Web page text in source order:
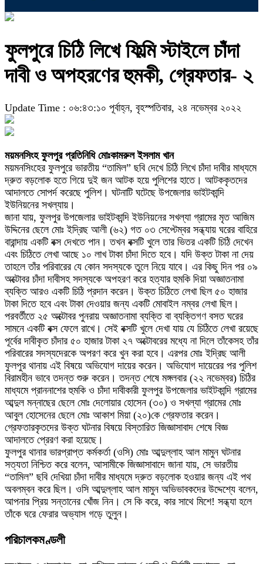
ফুলপুরে চিঠি লিখে ফিল্মি স্টাইলে চাঁদা
দাবী ও অপহরণের হুমকী, গ্রেফতার- ২
Update Time : ০৬:৪৩:১০ পূর্বাহ্ন, বৃহস্পতিবার, ২৪ নভেম্বর ২০২২
ময়মনসিংহ ফুলপুর প্রতিনিধি মোঃকামরুল ইসলাম খান
ময়মনসিংহের ফুলপুরে ভারতীয় “তামিল” ছবি দেখে চিঠি লিখে চাঁদা দাবীর মাধ্যমে
দ্রুত বড়লোক হতে গিয়ে দুই জন আটক হয়ে পুলিশের হাতে। আটককৃতদের
আদালতে সোপর্দ করেছে পুলিশ। ঘটনাটি ঘটেছে উপজেলার ভাইটকান্দি
ইউনিয়নের সখল্যায়।
জানা যায়, ফুলপুর উপজেলার ভাইটকান্দি ইউনিয়নের সখল্যা গ্রামের মৃত আজিম
উদ্দিনের ছেলে মোঃ ইদ্রিছ আলী (৬২) গত ০৩ সেপ্টেম্বর সন্ধ্যায় ঘরের বাহিরে
বারান্দায় একটি বক্স দেখতে পান। তখন বক্সটি খুলে তার ভিতর একটি চিঠি দেখেন
এবং চিঠিতে লেখা আছে ১০ লাখ টাকা চাঁদা দিতে হবে। যদি উক্ত টাকা না দেয়
তাহলে তাঁর পরিবারের যে কোন সদস্যকে তুলে নিয়ে যাবে। এর কিছু দিন পর ০৯
অক্টোবর চাঁদা দাবীসহ সদস্যকে অপহরণ করে হত্যার হুমকি দিয়া অজ্ঞাতনামা
ব্যক্তি আরও একটি চিঠি প্রদান করেন। উক্ত চিঠিতে লেখা ছিল ৫০ হাজার
টাকা দিতে হবে এবং টাকা দেওয়ার জন্য একটি মোবাইল নম্বর লেখা ছিল।
পরবর্তীতে ২৫ অক্টোবর পুনরায় অজ্ঞাতনামা ব্যক্তি বা ব্যক্তিগণ বসত ঘরের
সামনে একটি বক্স ফেলে রাখে। সেই বক্সটি খুলে দেখা যায় যে চিঠিতে লেখা রয়েছে
পূর্বের দাবীকৃত চাঁদার ৫০ হাজার টাকা ২৭ অক্টোবরের মধ্যে না দিলে তাঁকেসহ তাঁর
পরিবারের সদস্যদেরকে অপরণ করে খুন করা হবে। এরপর মোঃ ইদ্রিছ আলী
ফুলপুর থানায় এই বিষয়ে অভিযোগ দায়ের করেন। অভিযোগ দায়েরের পর পুলিশ
বিরামহীন ভাবে তদন্ত শুরু করেন। তদন্ত শেষে মঙ্গলবার (২২ নভেম্বর) চিঠির
মাধ্যমে প্রাননাশের হুমকি ও চাঁদা দাবীকারী ফুলপুর উপজেলার ভাইটকান্দি গ্রামের
আব্দুল মন্নাছের ছেলে মোঃ দেলোয়ার হোসেন (৩০) ও সখল্যা গ্রামের মোঃ
আবুল হোসেনের ছেলে মোঃ আকাশ মিয়া (২০)কে গ্রেফতার করেন।
গ্রেফতারকৃতদের উক্ত ঘটনার বিষয়ে বিস্তারিত জিজ্ঞাসাবাদ শেষে বিজ্ঞ
আদালতে প্রেরণ করা হয়েছে।
ফুলপুর থানার ভারপ্রাপ্ত কর্মকর্তা (ওসি) মোঃ আব্দুল্লাহ আল মামুন ঘটনার
সত্যতা নিশ্চিত করে বলেন, আসামীকে জিজ্ঞাসাবাদে জানা যায়, সে ভারতীয়
“তামিল” ছবি দেখিয়া চাঁদা দাবীর মাধ্যমে দ্রুত বড়লোক হওয়ার জন্য এই পথ
অবলম্বন করে ছিল। ওসি আব্দুল্লাহ আল মামুন অভিভাবকদের উদ্দেশ্যে বলেন,
আপনার প্রিয় সন্তানের খোঁজ নিন। সে কি করে, কার সাথে মিশে! সন্ধ্যা হলে
তাঁকে ঘরে ফেরার অভ্যাস গড়ে তুলুন।
পরিচালকমণ্ডলী